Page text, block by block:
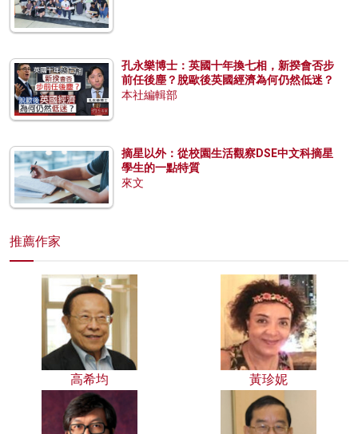
孔永樂博士：英國十年換七相，新揆會否步
前任後塵？脫歐後英國經濟為何仍然低迷？
本社編輯部
摘星以外：從校園生活觀察DSE中文科摘星
學生的一點特質
來文
推薦作家
高希均 黃珍妮